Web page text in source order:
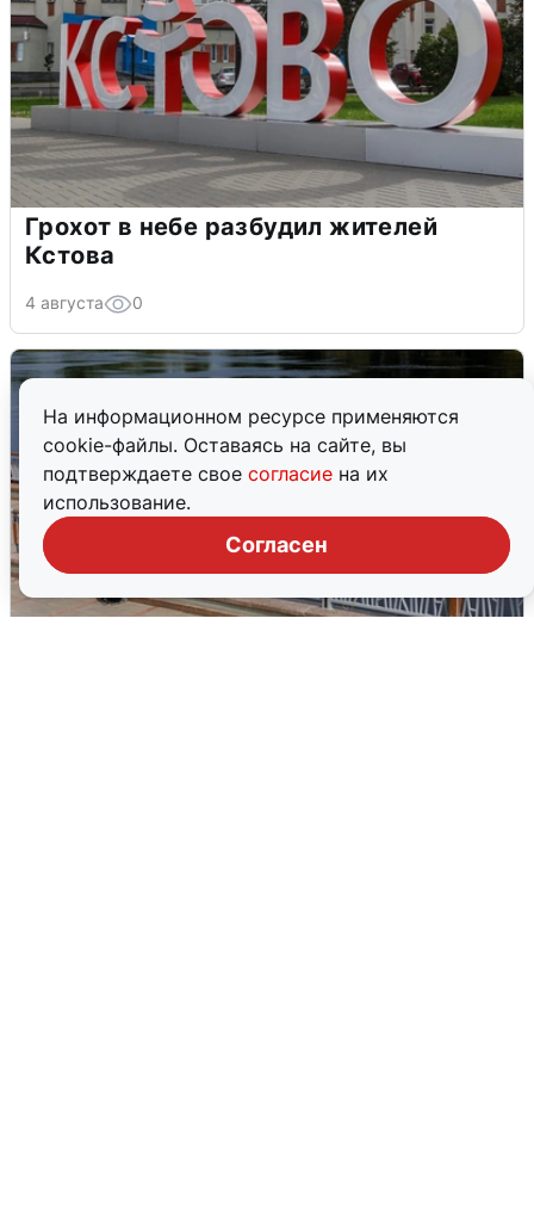
На информационном ресурсе применяются
cookie-файлы. Оставаясь на сайте, вы
подтверждаете свое согласие на их
использование.
Согласен
Грохот в небе разбудил жителей
Кстова
4 августа 0